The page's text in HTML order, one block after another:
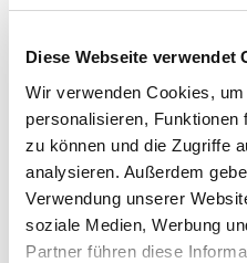
Diese Webseite verwendet
Wir verwenden Cookies,
personalisieren, Funktionen
zu können und die Zugriffe
analysieren. Außerdem
Verwendung unserer
soziale Medien, Werbung
Partner führen diese
Sekundenanzeige
Die Sekundenanzeige